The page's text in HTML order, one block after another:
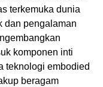
terkemuka dunia
dan pengalaman
komponen inti
teknologi embodied
beragam